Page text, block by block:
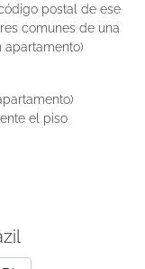
postal de ese
comunes de una
el piso